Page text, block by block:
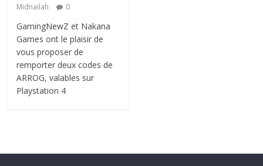
Midnailah
0
GamingNewZ et Nakana
Games ont le plaisir de
vous proposer de
remporter deux codes de
ARROG, valables sur
Playstation 4